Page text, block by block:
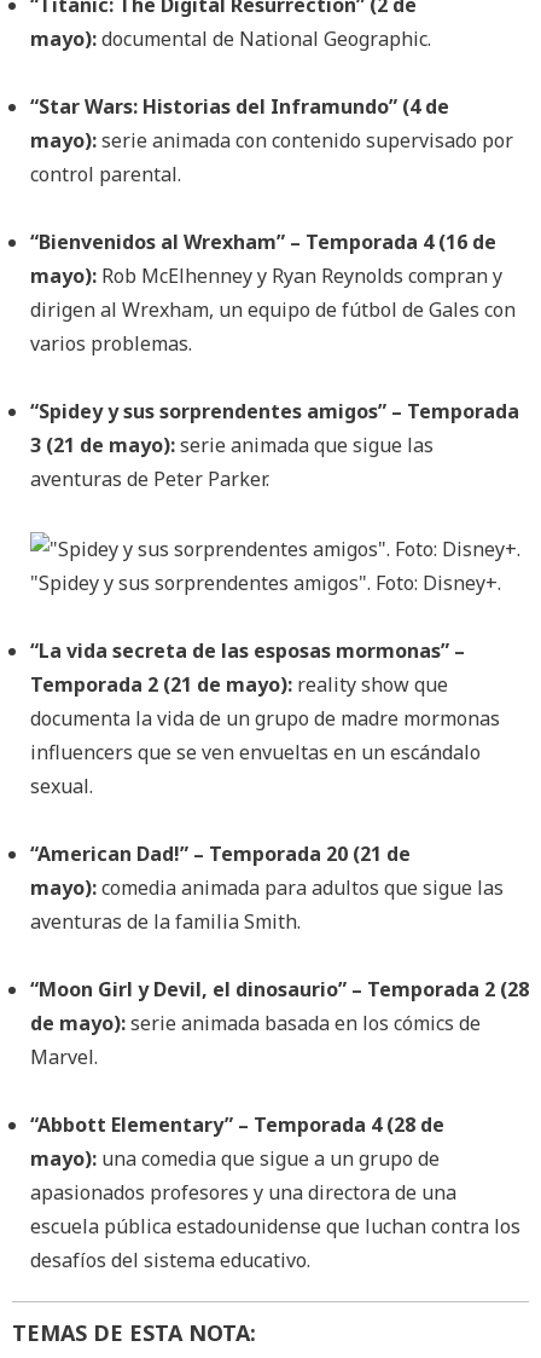
mayo):documental de National Geographic.
“Star Wars: Historias del Inframundo” (4 de
mayo):serie animada con contenido supervisado por
control parental.
“Bienvenidos al Wrexham” – Temporada 4 (16 de
mayo): Rob McElhenney y Ryan Reynolds compran y
dirigen al Wrexham, un equipo de fútbol de Gales con
varios problemas.
“Spidey y sus sorprendentes amigos” – Temporada
3 (21 de mayo):serie animada que sigue las
aventuras de Peter Parker.
"Spidey y sus sorprendentes amigos". Foto: Disney+.
“La vida secreta de las esposas mormonas” –
Temporada 2 (21 de mayo): reality show que
documenta la vida de un grupo de madre mormonas
influencers que se ven envueltas en un escándalo
sexual.
“American Dad!” – Temporada 20 (21 de
mayo):comedia animada para adultos que sigue las
aventuras de la familia Smith.
“Moon Girl y Devil, el dinosaurio” – Temporada 2 (28
de mayo):serie animada basada en los cómics de
Marvel.
“Abbott Elementary” – Temporada 4 (28 de
mayo): una comedia que sigue a un grupo de
apasionados profesores y una directora de una
escuela pública estadounidense que luchan contra los
desafíos del sistema educativo.
TEMAS DE ESTA NOTA: